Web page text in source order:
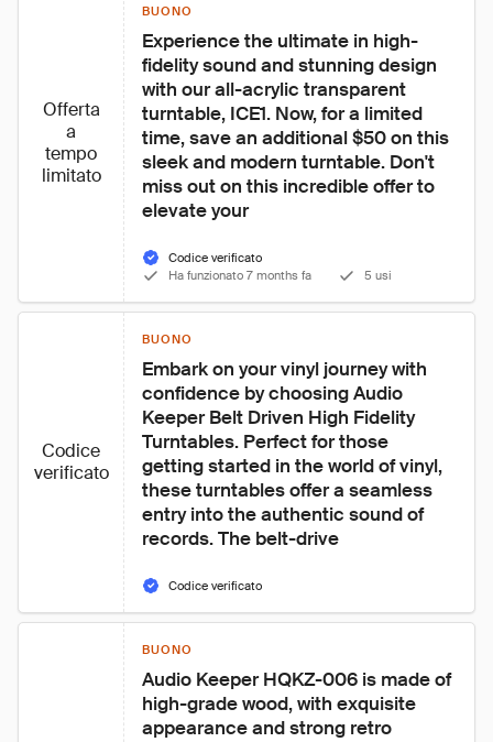
Offerta
a
tempo
limitato
BUONO
Experience the ultimate in high-
fidelity sound and stunning design
with our all-acrylic transparent
turntable, ICE1. Now, for a limited
time, save an additional $50 on this
sleek and modern turntable. Don't
miss out on this incredible offer to
elevate your
Codice verificato
Ha funzionato 7 months fa
5 usi
Codice
verificato
BUONO
Embark on your vinyl journey with
confidence by choosing Audio
Keeper Belt Driven High Fidelity
Turntables. Perfect for those
getting started in the world of vinyl,
these turntables offer a seamless
entry into the authentic sound of
records. The belt-drive
Codice verificato
BUONO
Audio Keeper HQKZ-006 is made of
high-grade wood, with exquisite
appearance and strong retro